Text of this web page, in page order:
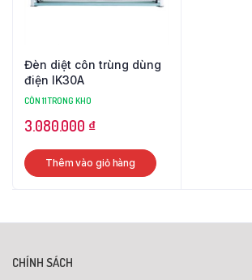
Đèn diệt côn trùng dùng
điện IK30A
CÒN 11 TRONG KHO
3.080.000 ₫
Thêm vào giỏ hàng
CHÍNH SÁCH